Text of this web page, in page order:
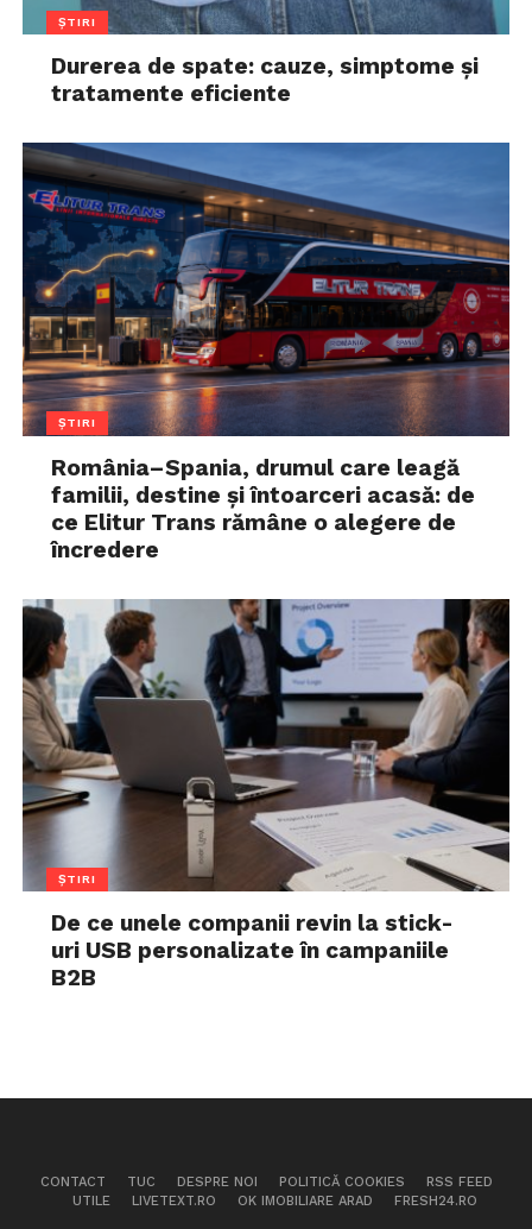
ȘTIRI
Durerea de spate: cauze, simptome și
tratamente eficiente
ȘTIRI
România–Spania, drumul care leagă
familii, destine și întoarceri acasă: de
ce Elitur Trans rămâne o alegere de
încredere
ȘTIRI
De ce unele companii revin la stick-
uri USB personalizate în campaniile
B2B
CONTACT TUC DESPRE NOI POLITICĂ COOKIES
RSS FEED
UTILE
LIVETEXT.RO OK IMOBILIARE ARAD FRESH24.RO